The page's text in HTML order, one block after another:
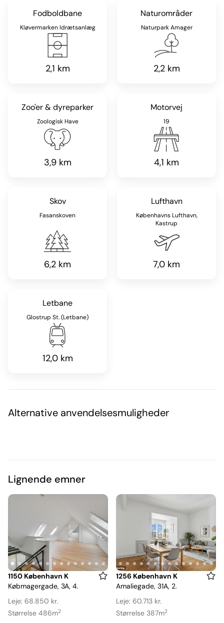
Fodboldbane
Kløvermarken Idrætsanlæg
2,1 km
Naturområder
Naturpark Amager
2,2 km
Zoo'er & dyreparker
Zoologisk Have
3,9 km
Motorvej
19
4,1 km
Skov
Fasanskoven
6,2 km
Lufthavn
Københavns Lufthavn,
Kastrup
7,0 km
Letbane
Glostrup St. (Letbane)
12,0 km
Alternative anvendelsesmuligheder
Lignende emner
Item
1
of
14
1150 København K
Købmagergade, 3A, 4.
Leje: 68.850 kr.
Størrelse 486m2
Item
1
of
20
1256 København K
Amaliegade, 31A, 2.
Leje: 60.713 kr.
Størrelse 387m2